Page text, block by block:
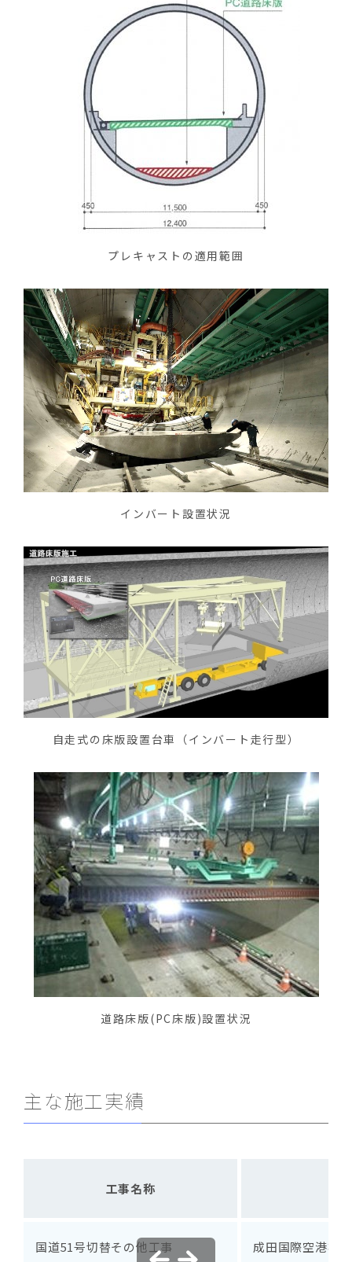
プレキャストの適用範囲
インバート設置状況
自走式の床版設置台車（インバート走行型）
道路床版(PC床版)設置状況
主な施工実績
工事名称
国道51号切替その他工事 成田国際空港株